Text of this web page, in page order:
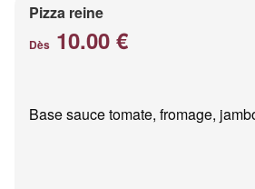
Pizza reine
Dès 10.00 €
Base sauce tomate, fromage,